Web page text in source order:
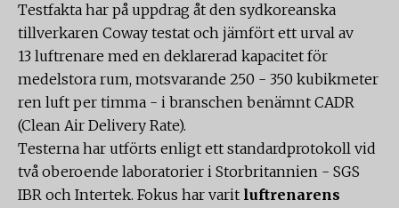
Testfakta har på uppdrag åt den sydkoreanska
tillverkaren Coway testat och jämfört ett urval av
13 luftrenare med en deklarerad kapacitet för
medelstora rum, motsvarande 250 - 350 kubikmeter
ren luft per timma - i branschen benämnt CADR
(Clean Air Delivery Rate).
Testerna har utförts enligt ett standardprotokoll vid
två oberoende laboratorier i Storbritannien - SGS
IBR och Intertek. Fokus har varit luftrenarens